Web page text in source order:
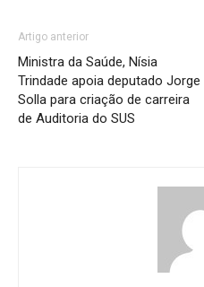
Artigo anterior
Ministra da Saúde, Nísia
Trindade apoia deputado Jorge
Solla para criação de carreira
de Auditoria do SUS